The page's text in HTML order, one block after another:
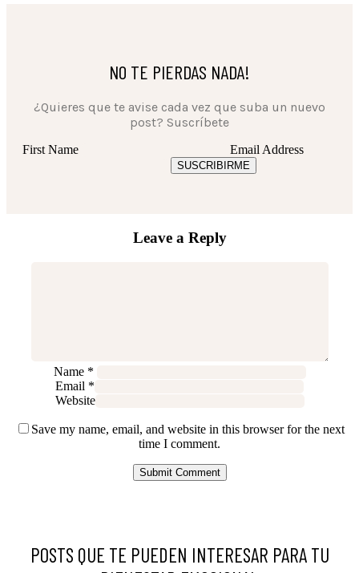
NO TE PIERDAS NADA!
¿Quieres que te avise cada vez que suba un nuevo
post? Suscríbete
First Name Email Address
SUSCRIBIRME
Leave a Reply
Name *
Email *
Website
Save my name, email, and website in this browser for the next
time I comment.
POSTS QUE TE PUEDEN INTERESAR PARA TU